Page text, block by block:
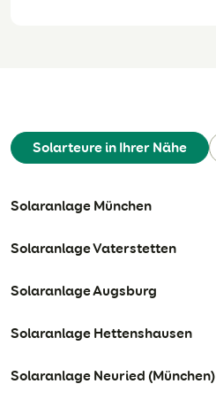
Solarteure in Ihrer Nähe
Solaranlage München
Solaranlage Vaterstetten
Solaranlage Augsburg
Solaranlage Hettenshausen
Solaranlage Neuried (München)